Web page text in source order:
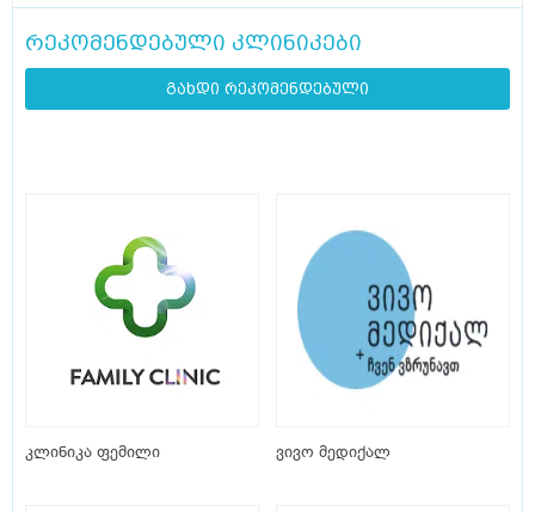
რეკომენდებული კლინიკები
გახდი რეკომენდებული
კლინიკა ფემილი ვივო მედიქალ